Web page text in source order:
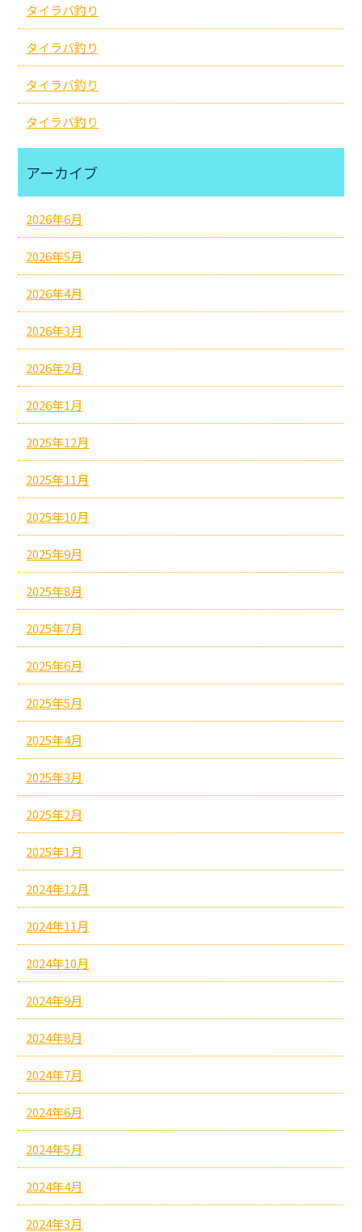
タイラバ釣り
タイラバ釣り
タイラバ釣り
タイラバ釣り
アーカイブ
2026年6月
2026年5月
2026年4月
2026年3月
2026年2月
2026年1月
2025年12月
2025年11月
2025年10月
2025年9月
2025年8月
2025年7月
2025年6月
2025年5月
2025年4月
2025年3月
2025年2月
2025年1月
2024年12月
2024年11月
2024年10月
2024年9月
2024年8月
2024年7月
2024年6月
2024年5月
2024年4月
2024年3月